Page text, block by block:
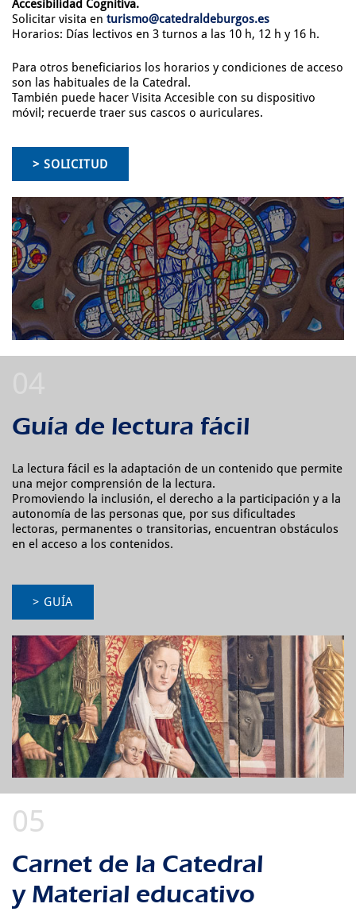
Accesibilidad Cognitiva.
Solicitar visita en turismo@catedraldeburgos.es
Horarios: Días lectivos en 3 turnos a las 10 h, 12 h y 16 h.
Para otros beneficiarios los horarios y condiciones de acceso
son las habituales de la Catedral.
También puede hacer Visita Accesible con su dispositivo
móvil; recuerde traer sus cascos o auriculares.
> SOLICITUD
Guía de lectura fácil
La lectura fácil es la adaptación de un contenido que permite
una mejor comprensión de la lectura.
Promoviendo la inclusión, el derecho a la participación y a la
autonomía de las personas que, por sus dificultades
lectoras, permanentes o transitorias, encuentran obstáculos
en el acceso a los contenidos.
> GUÍA
Carnet de la Catedral
y Material educativo